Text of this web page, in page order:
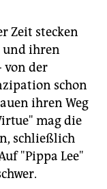
Zeit stecken
und ihren
der
schon
ihren Weg
mag die
schließlich
"Pippa Lee"